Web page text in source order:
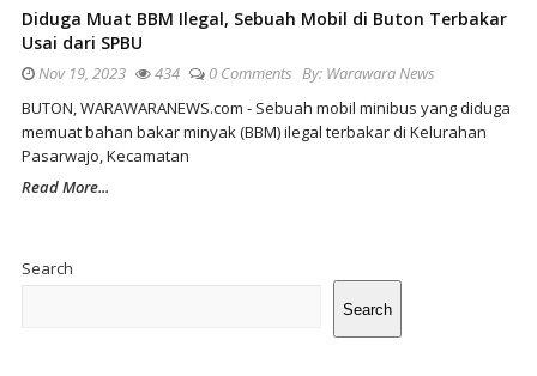
Diduga Muat BBM Ilegal, Sebuah Mobil di Buton Terbakar
Usai dari SPBU
Nov 19, 2023 434 0 Comments By: Warawara News
BUTON, WARAWARANEWS.com - Sebuah mobil minibus yang diduga
memuat bahan bakar minyak (BBM) ilegal terbakar di Kelurahan
Pasarwajo, Kecamatan
Read More...
Search
Search